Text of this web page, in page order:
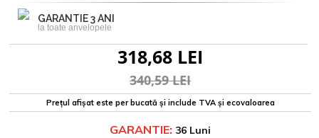
GARANTIE 3 ANI
la toate anvelopele
318,68 LEI
340,59 LEI
Prețul afișat este per bucată și include TVA și ecovaloarea
GARANTIE: 36 Luni